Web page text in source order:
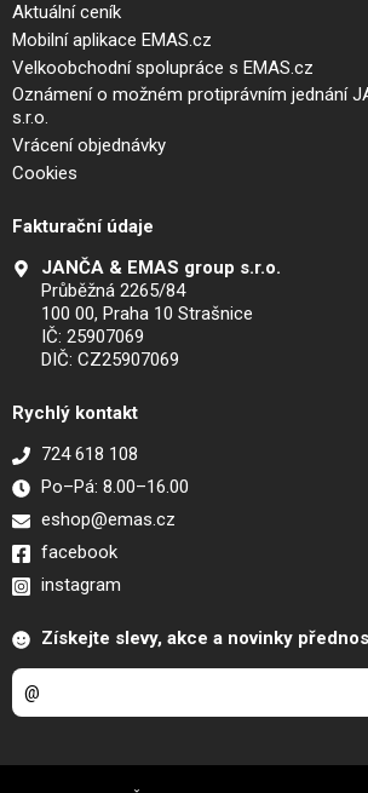
Aktuální ceník
Mobilní aplikace EMAS.cz
Velkoobchodní spolupráce s EMAS.cz
Oznámení o možném protiprávním jednání
s.r.o.
Vrácení objednávky
Cookies
Fakturační údaje
JANČA & EMAS group s.r.o.
Průběžná 2265/84
100 00, Praha 10 Strašnice
IČ: 25907069
DIČ: CZ25907069
Rychlý kontakt
724 618 108
Po–Pá: 8.00–16.00
eshop@emas.cz
facebook
instagram
Získejte slevy, akce a novinky